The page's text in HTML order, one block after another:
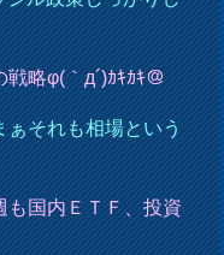
略φ(｀д´)ｶｷｶｷ＠
ぁそれも相場という
も国内ＥＴＦ、投資